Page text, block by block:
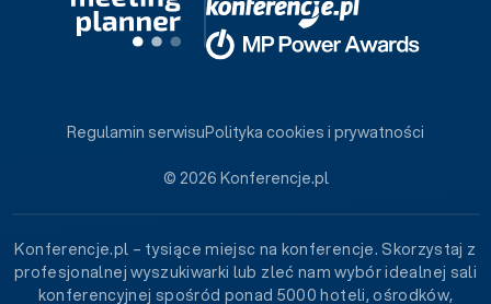
© 2026 Konferencje.pl
Regulamin serwisuPolityka cookies i prywatności
Konferencje.pl – tysiące miejsc na konferencje. Skorzystaj z
profesjonalnej wyszukiwarki lub zleć nam wybór idealnej sali
konferencyjnej spośród ponad 5000 hoteli, ośrodków,